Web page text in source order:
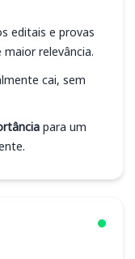
editais e provas
relevância.
cai, sem
para um